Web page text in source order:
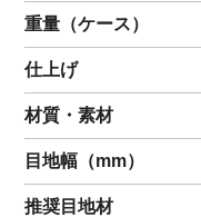
重量（ケース）
仕上げ
材質・素材
目地幅（mm）
推奨目地材